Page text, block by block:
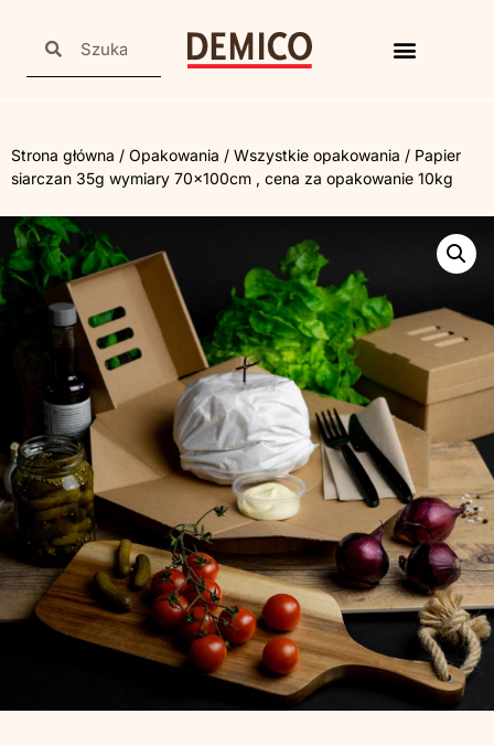
Strona główna / Opakowania / Wszystkie opakowania / Papier
siarczan 35g wymiary 70x100cm , cena za opakowanie 10kg